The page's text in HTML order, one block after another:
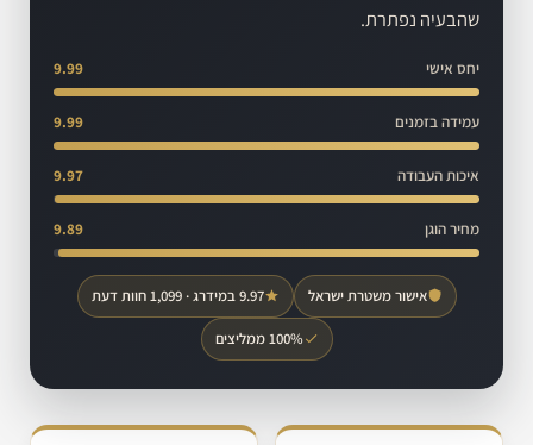
שהבעיה נפתרת.
יחס אישי 9.99
עמידה בזמנים 9.99
איכות העבודה 9.97
מחיר הוגן 9.89
אישור משטרת ישראל 9.97 במידרג · 1,099 חוות דעת
100% ממליצים